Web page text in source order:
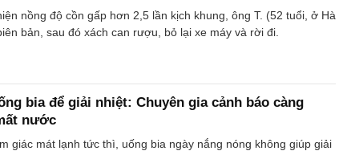
nồng độ cồn gấp hơn 2,5 lần kịch khung, ông T. (52 tuổi, ở Hà
bản, sau đó xách can rượu, bỏ lại xe máy và rời đi.
bia để giải nhiệt: Chuyên gia cảnh báo càng
nước
giác mát lạnh tức thì, uống bia ngày nắng nóng không giúp giải